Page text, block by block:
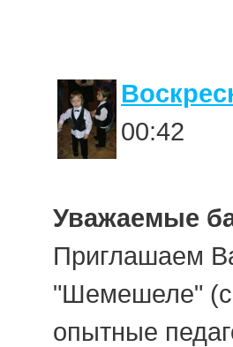
00:42
Уважаемые
Приглашаем
"Шемешеле"
опытные